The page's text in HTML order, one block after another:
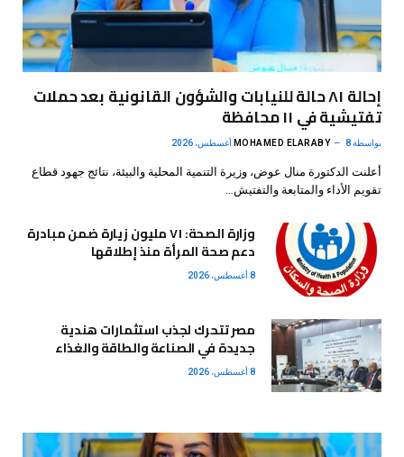
إحالة ٨١ حالة للنيابات والشؤون القانونية بعد حملات
تفتيشية في ١١ محافظة
بواسطة MOHAMED ELARABY 8 أغسطس، 2026
أعلنت الدكتورة منال عوض، وزيرة التنمية المحلية والبيئة، نتائج جهود قطاع
تقويم الأداء والمتابعة والتفتيش…
وزارة الصحة: ٧١ مليون زيارة ضمن مبادرة
دعم صحة المرأة منذ إطلاقها
8 أغسطس، 2026
مصر تتحرك لجذب استثمارات هندية
جديدة في الصناعة والطاقة والغذاء
8 أغسطس، 2026